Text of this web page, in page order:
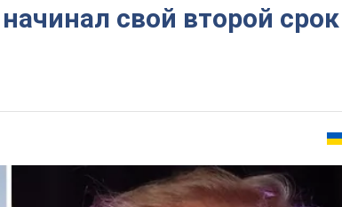
свой второй срок